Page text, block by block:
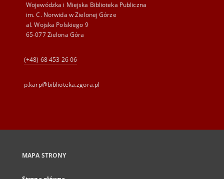
Wojewódzka i Miejska Biblioteka Publiczna
im. C. Norwida w Zielonej Górze
al. Wojska Polskiego 9
65-077 Zielona Góra
(+48) 68 453 26 06
p.karp@biblioteka.zgora.pl
MAPA STRONY